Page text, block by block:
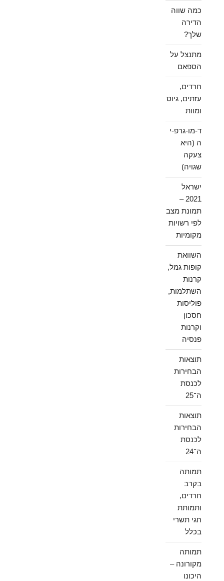
כמה שווה
הדירה
שלך?
מתנצל על
הספאם
חרדים,
עזתים, גיוס
ומוות
ד-מו-גרפ-י
ה (היא
צעקה
שגויה)
ישראל
2021 –
תמונת מצב
לפי רשויות
מקומיות
השוואת
קופות גמל,
קרנות
השתלמות,
פוליסות
חסכון
וקרנות
פנסיה
תוצאות
הבחירות
לכנסת
ה־25
תוצאות
הבחירות
לכנסת
ה־24
תמותה
בקרב
חרדים,
ותמותת
חגי תשרי
בכלל
תמותה
מקורונה –
היכונו